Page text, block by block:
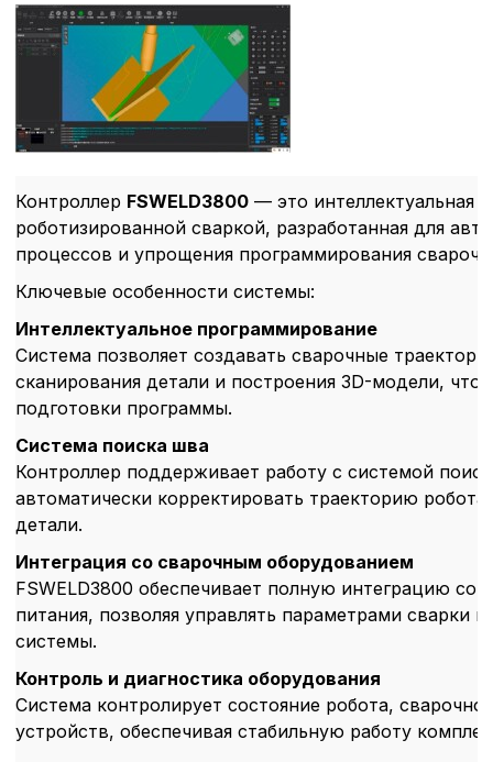
Контроллер FSWELD3800 — это интеллектуальная
роботизированной сваркой, разработанная для
процессов и упрощения программирования
Ключевые особенности системы:
Интеллектуальное программирование
Система позволяет создавать сварочные
сканирования детали и построения 3D-модели, что
подготовки программы.
Система поиска шва
Контроллер поддерживает работу с системой
автоматически корректировать траекторию
детали.
Интеграция со сварочным оборудованием
FSWELD3800 обеспечивает полную интеграцию со
питания, позволяя управлять параметрами сварки
системы.
Контроль и диагностика оборудования
Система контролирует состояние робота,
устройств, обеспечивая стабильную работу
Политика в
обработки сookies
Настройте параметры
файлов cookie
Вы можете настроить
функционирование
Ваш выбор настроек на
этого периода Сайт
согласие) в любое
путем перехода по
верхней части
параметров
можете ознакомиться с
обработки
списком файлов cookie,